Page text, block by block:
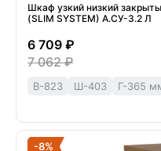
Шкаф узкий низкий
(SLIM SYSTEM) А.СУ-3.2 Л
6 709 ₽
7 062 ₽
В-823 Ш-403 Г-365
-8%